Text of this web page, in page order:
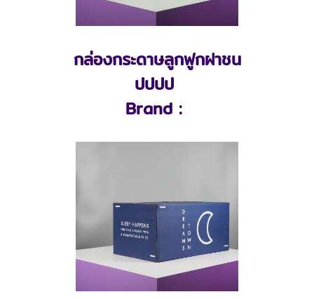
กล่องกระดาษลูกฟูกฝาชน
ปปปป
Brand :